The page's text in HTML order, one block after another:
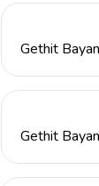
Gethit
Gethit